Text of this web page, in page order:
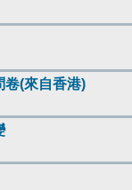
卷(來自香港)